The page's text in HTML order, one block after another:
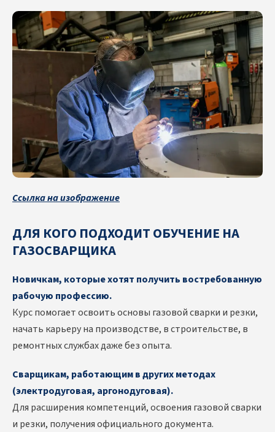
Ссылка на изображение
ДЛЯ КОГО ПОДХОДИТ ОБУЧЕНИЕ НА
ГАЗОСВАРЩИКА
Новичкам, которые хотят получить востребованную
рабочую профессию.
Курс помогает освоить основы газовой сварки и резки,
начать карьеру на производстве, в строительстве, в
ремонтных службах даже без опыта.
Сварщикам, работающим в других методах
(электродуговая, аргонодуговая).
Для расширения компетенций, освоения газовой сварки
и резки, получения официального документа.